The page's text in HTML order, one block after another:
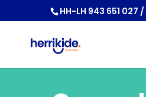
HH-LH 943 651 027 /